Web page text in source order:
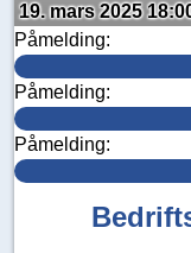
19. mars 2025
Påmelding:
Påmelding:
Påmelding: